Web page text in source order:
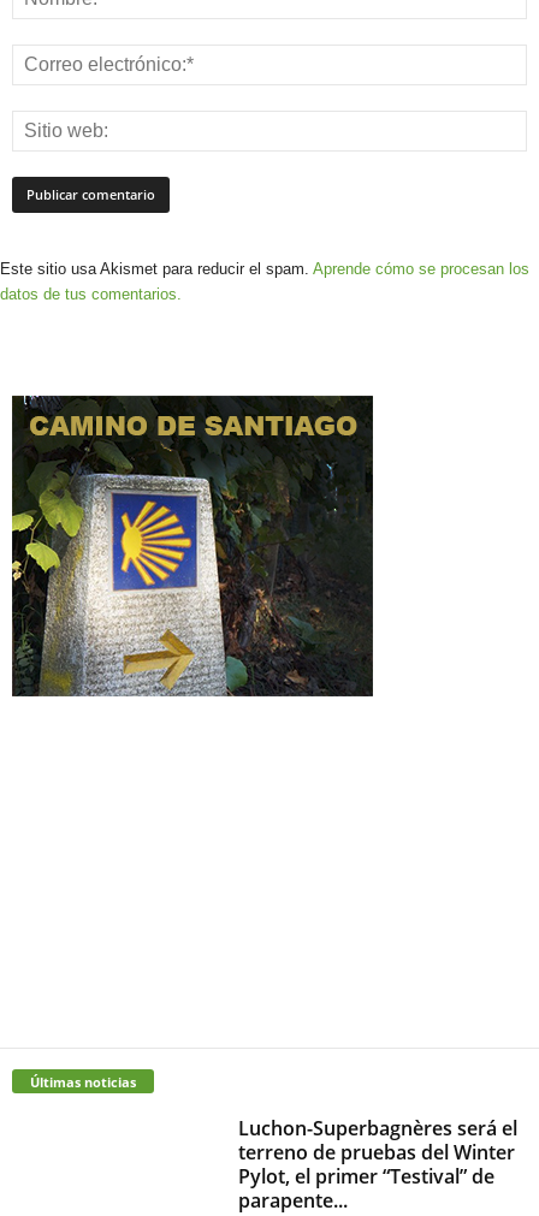
Este sitio usa Akismet para reducir el spam. Aprende cómo se procesan los
datos de tus comentarios.
Últimas noticias
Luchon-Superbagnères será el
terreno de pruebas del Winter
Pylot, el primer “Testival” de
parapente...